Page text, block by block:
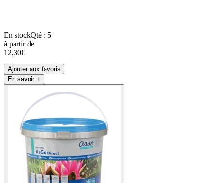
En stockQté : 5
à partir de
12,30€
Ajouter aux favoris
En savoir +